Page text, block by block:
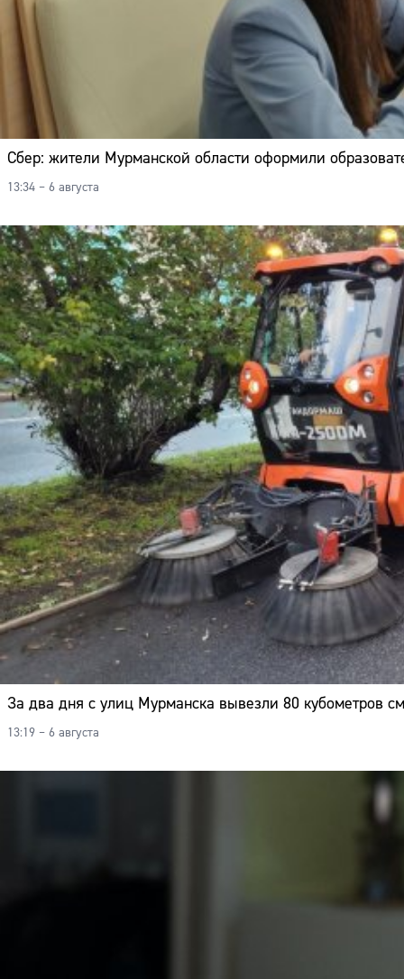
Сбер: жители Мурманской области оформили
13:34 – 6 августа
За два дня с улиц Мурманска вывезли 80 кубометров
13:19 – 6 августа